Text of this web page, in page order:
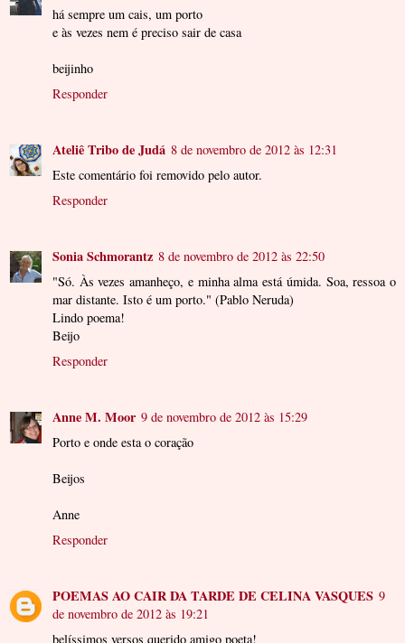
há sempre um cais, um porto
e às vezes nem é preciso sair de casa
beijinho
Responder
Ateliê Tribo de Judá 8 de novembro de 2012 às 12:31
Este comentário foi removido pelo autor.
Responder
Sonia Schmorantz 8 de novembro de 2012 às 22:50
"Só. Às vezes amanheço, e minha alma está úmida. Soa, ressoa o
mar distante. Isto é um porto." (Pablo Neruda)
Lindo poema!
Beijo
Responder
Anne M. Moor 9 de novembro de 2012 às 15:29
Porto e onde esta o coração
Beijos
Anne
Responder
POEMAS AO CAIR DA TARDE DE CELINA VASQUES 9
de novembro de 2012 às 19:21
belíssimos versos querido amigo poeta!